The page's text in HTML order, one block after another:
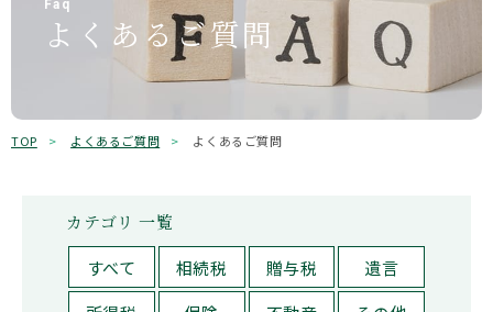
相続コラム
よくあるご質問
相続ガイド
遺言
不動産
保険
贈与税
所得税
キーワード検索
検索
Office Information
事務所一覧
選ばれる理由
Faq
よくあるご質問
TOP よくあるご質問 よくあるご質問
カテゴリ 一覧
すべて
相続税 贈与税
遺言